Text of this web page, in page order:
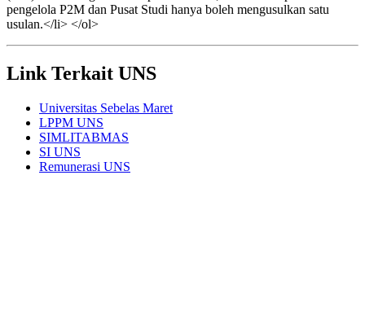
pengelola P2M dan Pusat Studi hanya boleh mengusulkan satu
usulan.</li> </ol>
Link Terkait UNS
Universitas Sebelas Maret
LPPM UNS
SIMLITABMAS
SI UNS
Remunerasi UNS